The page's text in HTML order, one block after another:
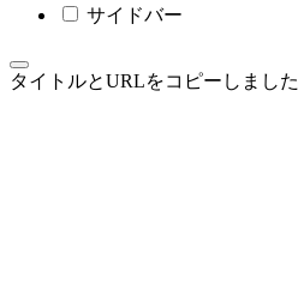
サイドバー
タイトルとURLをコピーしました